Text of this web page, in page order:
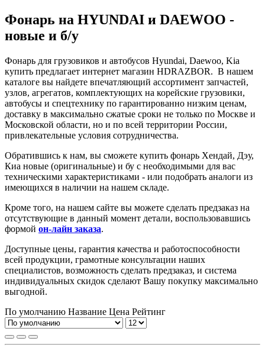
Фонарь на HYUNDAI и DAEWOO -
новые и б/у
Фонарь для грузовиков и автобусов Hyundai, Daewoo, Kia
купить предлагает интернет магазин HDRAZBOR. В нашем
каталоге вы найдете впечатляющий ассортимент запчастей,
узлов, агрегатов, комплектующих на корейские грузовики,
автобусы и спецтехнику по гарантированно низким ценам,
доставку в максимально сжатые сроки не только по Москве и
Московской области, но и по всей территории России,
привлекательные условия сотрудничества.
Обратившись к нам, вы сможете купить фонарь Хендай, Дэу,
Киа новые (оригинальные) и бу с необходимыми для вас
техническими характеристиками - или подобрать аналоги из
имеющихся в наличии на нашем складе.
Кроме того, на нашем сайте вы можете сделать предзаказ на
отсутствующие в данный момент детали, воспользовавшись
формой он-лайн заказа.
Доступные цены, гарантия качества и работоспособности
всей продукции, грамотные консультации наших
специалистов, возможность сделать предзаказ, и система
индивидуальных скидок сделают Вашу покупку максимально
выгодной.
По умолчанию Название Цена Рейтинг